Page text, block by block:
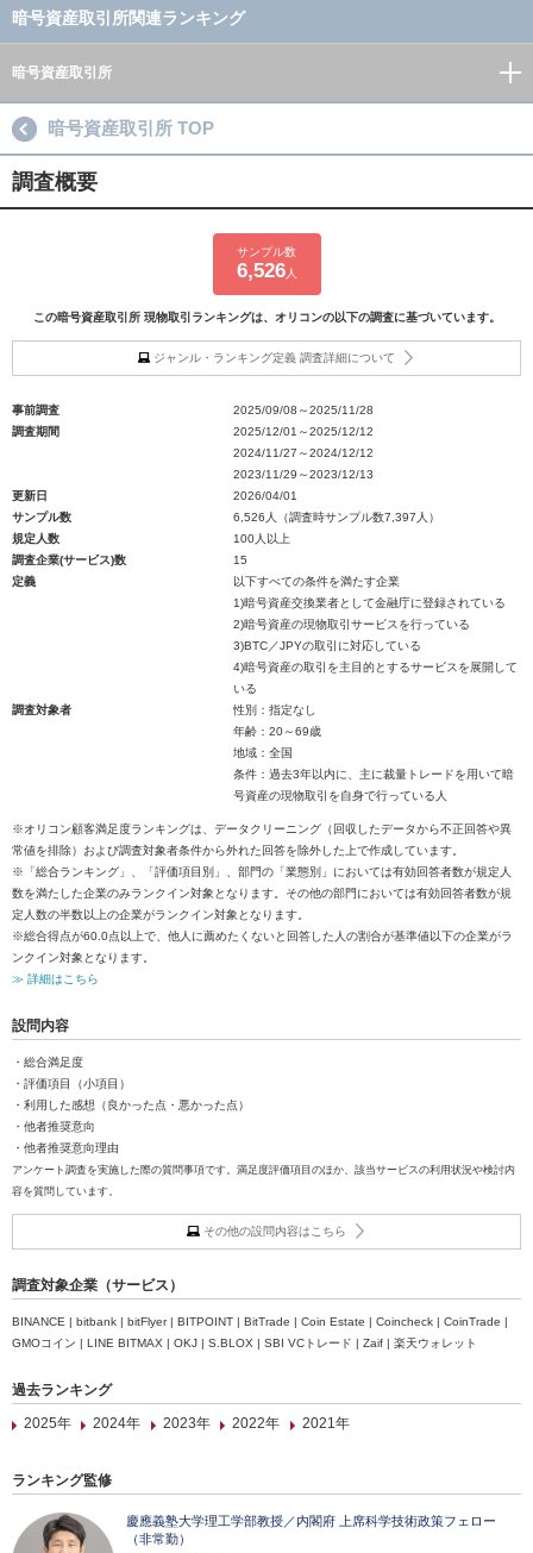
暗号資産取引所関連ランキング
暗号資産取引所
暗号資産取引所 TOP
調査概要
サンプル数
6,526人
この暗号資産取引所 現物取引ランキングは、オリコンの以下の調査に基づいています。
ジャンル・ランキング定義 調査詳細について
事前調査
2025/09/08～2025/11/28
調査期間
2025/12/01～2025/12/12
2024/11/27～2024/12/12
2023/11/29～2023/12/13
更新日
2026/04/01
サンプル数
6,526人（調査時サンプル数7,397人）
規定人数
100人以上
調査企業(サービス)数
15
定義
以下すべての条件を満たす企業
1)暗号資産交換業者として金融庁に登録されている
2)暗号資産の現物取引サービスを行っている
3)BTC／JPYの取引に対応している
4)暗号資産の取引を主目的とするサービスを展開して
いる
調査対象者
性別：指定なし
年齢：20～69歳
地域：全国
条件：過去3年以内に、主に裁量トレードを用いて暗
号資産の現物取引を自身で行っている人
※オリコン顧客満足度ランキングは、データクリーニング（回収したデータから不正回答や異
常値を排除）および調査対象者条件から外れた回答を除外した上で作成しています。
※「総合ランキング」、「評価項目別」、部門の「業態別」においては有効回答者数が規定人
数を満たした企業のみランクイン対象となります。その他の部門においては有効回答者数が規
定人数の半数以上の企業がランクイン対象となります。
※総合得点が60.0点以上で、他人に薦めたくないと回答した人の割合が基準値以下の企業がラ
ンクイン対象となります。
≫ 詳細はこちら
設問内容
・総合満足度
・評価項目（小項目）
・利用した感想（良かった点・悪かった点）
・他者推奨意向
・他者推奨意向理由
アンケート調査を実施した際の質問事項です。満足度評価項目のほか、該当サービスの利用状況や検討内
容を質問しています。
その他の設問内容はこちら
調査対象企業（サービス）
BINANCE | bitbank | bitFlyer | BITPOINT | BitTrade | Coin Estate | Coincheck | CoinTrade |
GMOコイン | LINE BITMAX | OKJ | S.BLOX | SBI VCトレード | Zaif | 楽天ウォレット
過去ランキング
2025年
2024年 2023年 2022年 2021年
ランキング監修
慶應義塾大学理工学部教授／内閣府 上席科学技術政策フェロー
（非常勤）